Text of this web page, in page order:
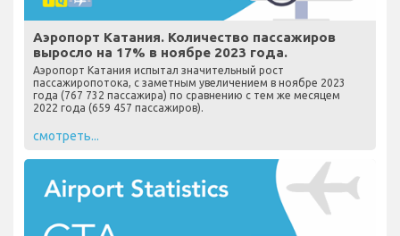
Аэропорт Катания. Количество пассажиров
выросло на 17% в ноябре 2023 года.
Аэропорт Катания испытал значительный рост
пассажиропотока, с заметным увеличением в ноябре 2023
года (767 732 пассажира) по сравнению с тем же месяцем
2022 года (659 457 пассажиров).
смотреть...